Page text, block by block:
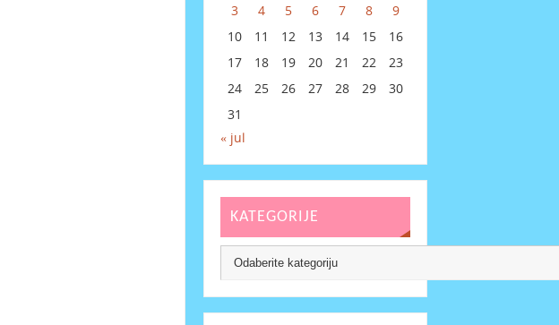
3
4 5 6 7 8
9
10
11 12 13 14 15
16
17
18 19 20 21 22
23
24
25 26 27 28 29
30
31
« jul
KATEGORIJE